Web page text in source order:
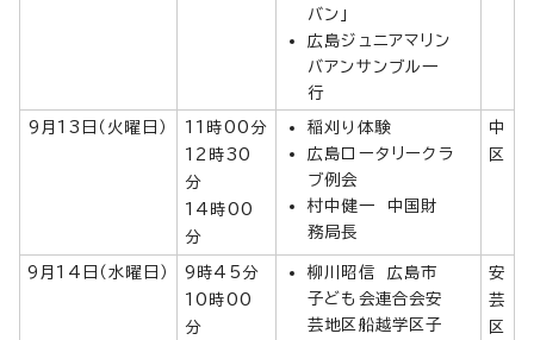
バン」
広島ジュニアマリン
バアンサンブル一
行
9月13日（火曜日）
11時00分
12時30
分
14時00
分
稲刈り体験
広島ロータリークラ
ブ例会
村中健一 中国財
務局長
中
区
9月14日（水曜日）
9時45分
10時00
分
柳川昭信 広島市
子ども会連合会安
芸地区船越学区子
安
芸
区